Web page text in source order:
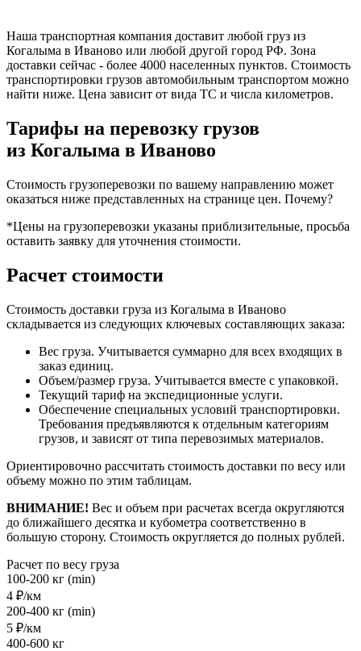
Наша транспортная компания доставит любой груз из
Когалыма в Иваново или любой другой город РФ. Зона
доставки сейчас - более 4000 населенных пунктов. Стоимость
транспортировки грузов автомобильным транспортом можно
найти ниже. Цена зависит от вида ТС и числа километров.
Тарифы на перевозку грузов
из Когалыма в Иваново
Стоимость грузоперевозки по вашему направлению может
оказаться ниже представленных на странице цен. Почему?
*Цены на грузоперевозки указаны приблизительные, просьба
оставить заявку для уточнения стоимости.
Расчет стоимости
Стоимость доставки груза из Когалыма в Иваново
складывается из следующих ключевых составляющих заказа:
Вес груза. Учитывается суммарно для всех входящих в
заказ единиц.
Объем/размер груза. Учитывается вместе с упаковкой.
Текущий тариф на экспедиционные услуги.
Обеспечение специальных условий транспортировки.
Требования предъявляются к отдельным категориям
грузов, и зависят от типа перевозимых материалов.
Ориентировочно рассчитать стоимость доставки по весу или
объему можно по этим таблицам.
ВНИМАНИЕ! Вес и объем при расчетах всегда округляются
до ближайшего десятка и кубометра соответственно в
большую сторону. Стоимость округляется до полных рублей.
Расчет по весу груза
100-200 кг (min)
4 ₽/км
200-400 кг (min)
5 ₽/км
400-600 кг